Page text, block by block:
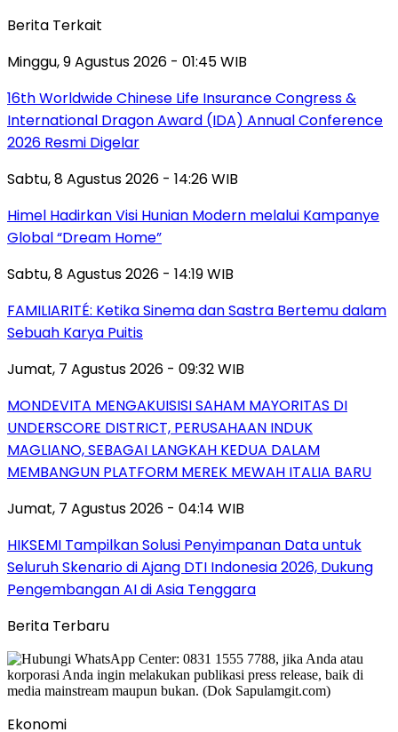
Berita Terkait
Minggu, 9 Agustus 2026 - 01:45 WIB
16th Worldwide Chinese Life Insurance Congress &
International Dragon Award (IDA) Annual Conference
2026 Resmi Digelar
Sabtu, 8 Agustus 2026 - 14:26 WIB
Himel Hadirkan Visi Hunian Modern melalui Kampanye
Global “Dream Home”
Sabtu, 8 Agustus 2026 - 14:19 WIB
FAMILIARITÉ: Ketika Sinema dan Sastra Bertemu dalam
Sebuah Karya Puitis
Jumat, 7 Agustus 2026 - 09:32 WIB
MONDEVITA MENGAKUISISI SAHAM MAYORITAS DI
UNDERSCORE DISTRICT, PERUSAHAAN INDUK
MAGLIANO, SEBAGAI LANGKAH KEDUA DALAM
MEMBANGUN PLATFORM MEREK MEWAH ITALIA BARU
Jumat, 7 Agustus 2026 - 04:14 WIB
HIKSEMI Tampilkan Solusi Penyimpanan Data untuk
Seluruh Skenario di Ajang DTI Indonesia 2026, Dukung
Pengembangan AI di Asia Tenggara
Berita Terbaru
Ekonomi